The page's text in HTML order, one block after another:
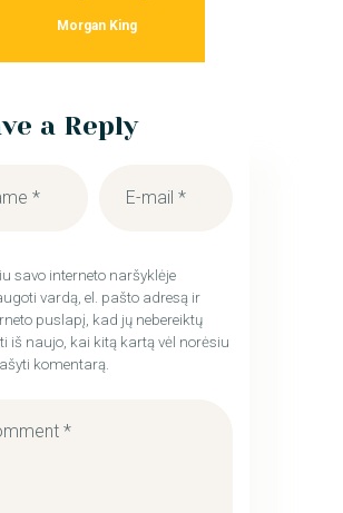
Morgan King
a Reply
savo interneto naršyklėje
vardą, el. pašto adresą ir
puslapį, kad jų nebereiktų
iš naujo, kai kitą kartą vėl norėsiu
komentarą.